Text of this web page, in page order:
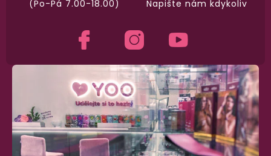
Napište nám kdykoliv
(Po-Pá 7.00-18.00)